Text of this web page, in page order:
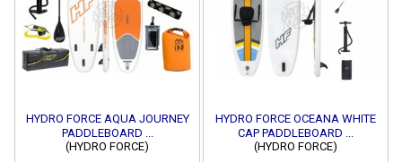
HYDRO FORCE AQUA JOURNEY
PADDLEBOARD ...
(HYDRO FORCE)
HYDRO FORCE OCEANA WHITE
CAP PADDLEBOARD ...
(HYDRO FORCE)